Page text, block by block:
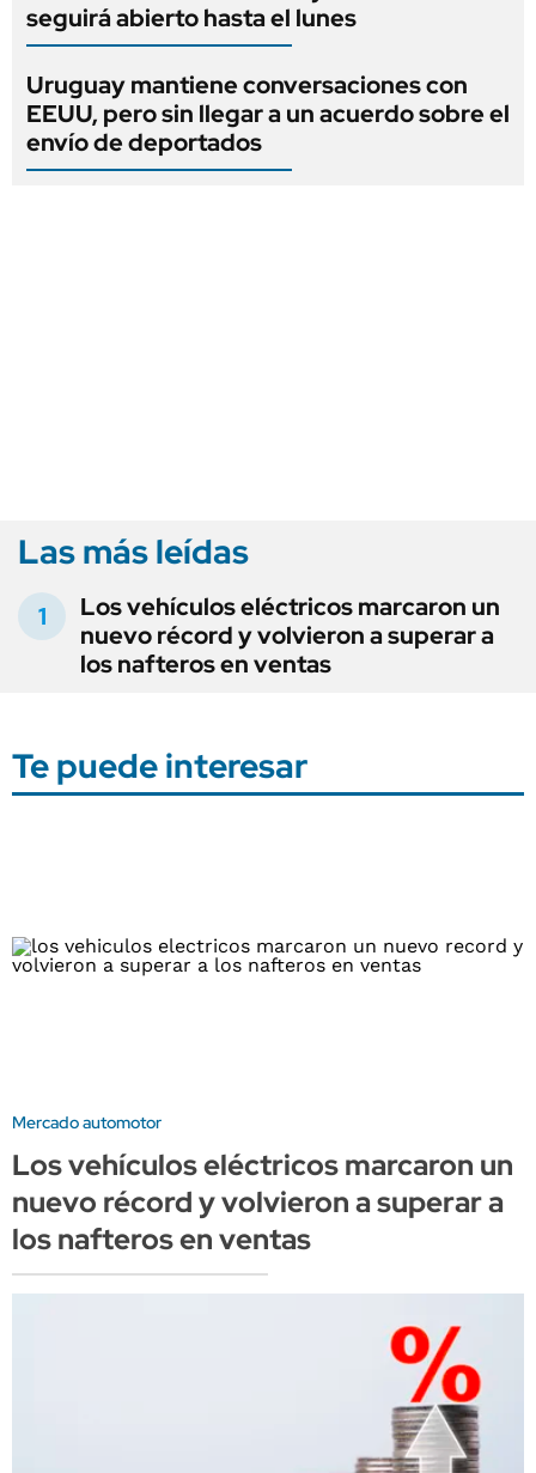
seguirá abierto hasta el lunes
Uruguay mantiene conversaciones con
EEUU, pero sin llegar a un acuerdo sobre el
envío de deportados
Las más leídas
Los vehículos eléctricos marcaron un
nuevo récord y volvieron a superar a
los nafteros en ventas
Te puede interesar
Mercado automotor
Los vehículos eléctricos marcaron un
nuevo récord y volvieron a superar a
los nafteros en ventas